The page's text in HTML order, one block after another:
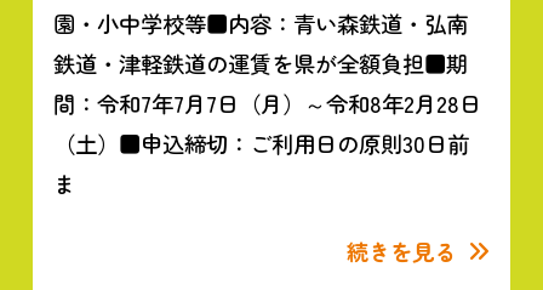
園・小中学校等■内容：青い森鉄道・弘南
鉄道・津軽鉄道の運賃を県が全額負担■期
間：令和7年7月7日（月）～令和8年2月28日
（土）■申込締切：ご利用日の原則30日前
ま
続きを見る